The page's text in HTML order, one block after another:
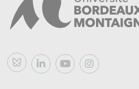
Bluesky